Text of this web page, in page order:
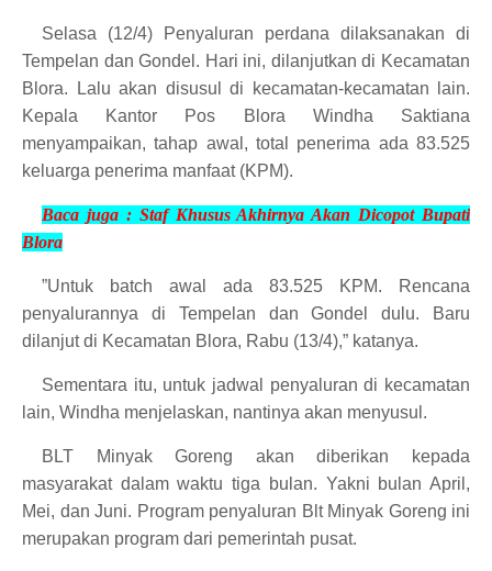
Selasa (12/4) Penyaluran perdana dilaksanakan di
Tempelan dan Gondel. Hari ini, dilanjutkan di Kecamatan
Blora. Lalu akan disusul di kecamatan-kecamatan lain.
Kepala Kantor Pos Blora Windha Saktiana
menyampaikan, tahap awal, total penerima ada 83.525
keluarga penerima manfaat (KPM).
Baca juga : Staf Khusus Akhirnya Akan Dicopot Bupati
Blora
”Untuk batch awal ada 83.525 KPM. Rencana
penyalurannya di Tempelan dan Gondel dulu. Baru
dilanjut di Kecamatan Blora, Rabu (13/4),” katanya.
Sementara itu, untuk jadwal penyaluran di kecamatan
lain, Windha menjelaskan, nantinya akan menyusul.
BLT Minyak Goreng akan diberikan kepada
masyarakat dalam waktu tiga bulan. Yakni bulan April,
Mei, dan Juni. Program penyaluran Blt Minyak Goreng ini
merupakan program dari pemerintah pusat.